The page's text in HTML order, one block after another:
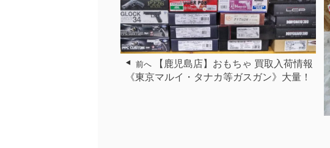
前へ
【鹿児島店】おもちゃ 買取入荷情報
《東京マルイ・タナカ等ガスガン》大量！